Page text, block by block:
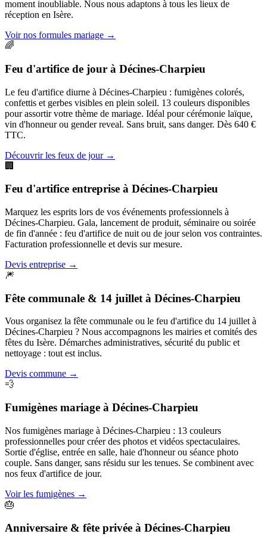
moment inoubliable. Nous nous adaptons à tous les lieux de
réception en Isère.
Voir nos formules mariage →
🌈
Feu d'artifice de jour à Décines-Charpieu
Le feu d'artifice diurne à Décines-Charpieu : fumigènes colorés,
confettis et gerbes visibles en plein soleil. 13 couleurs disponibles
pour assortir votre thème de mariage. Idéal pour cérémonie laïque,
vin d'honneur ou gender reveal. Sans bruit, sans danger. Dès 640 €
TTC.
Découvrir les feux de jour→
🏢
Feu d'artifice entreprise à Décines-Charpieu
Marquez les esprits lors de vos événements professionnels à
Décines-Charpieu. Gala, lancement de produit, séminaire ou soirée
de fin d'année : feu d'artifice de nuit ou de jour selon vos contraintes.
Facturation professionnelle et devis sur mesure.
Devis entreprise →
🎆
Fête communale & 14 juillet à Décines-Charpieu
Vous organisez la fête communale ou le feu d'artifice du 14 juillet à
Décines-Charpieu ? Nous accompagnons les mairies et comités des
fêtes du Isère. Démarches administratives, sécurité du public et
nettoyage : tout est inclus.
Devis commune →
💨
Fumigènes mariage à Décines-Charpieu
Nos fumigènes mariage à Décines-Charpieu : 13 couleurs
professionnelles pour créer des photos et vidéos spectaculaires.
Sortie d'église, entrée en salle, haie d'honneur ou séance photo
couple. Sans danger, sans résidu sur les tenues. Se combinent avec
nos feux d'artifice de jour.
Voir les fumigènes →
🎂
Anniversaire & fête privée à Décines-Charpieu